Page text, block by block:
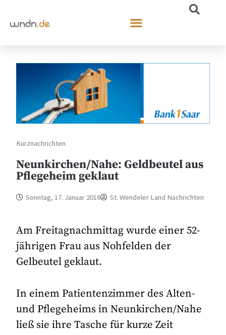
Kurznachrichten
Neunkirchen/Nahe: Geldbeutel aus
Pflegeheim geklaut
Sonntag, 17. Januar 2016 St. Wendeler Land Nachrichten
Am Freitagnachmittag wurde einer 52-
jährigen Frau aus Nohfelden der
Gelbeutel geklaut.
In einem Patientenzimmer des Alten-
und Pflegeheims in Neunkirchen/Nahe
ließ sie ihre Tasche für kurze Zeit